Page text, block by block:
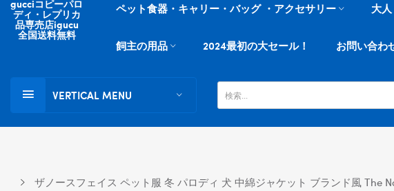
gucciコピーパロ
ディ・レプリカ
品専売店igucu
全国送料無料
ペット食器・キャリー・バッグ ・アクセサリー 大
飼主の用品 2024最初の大セール！ お問い合わ
VERTICAL MENU
ザノースフェイス ペット服 冬 パロディ 犬 中綿ジャケット ブランド風 The